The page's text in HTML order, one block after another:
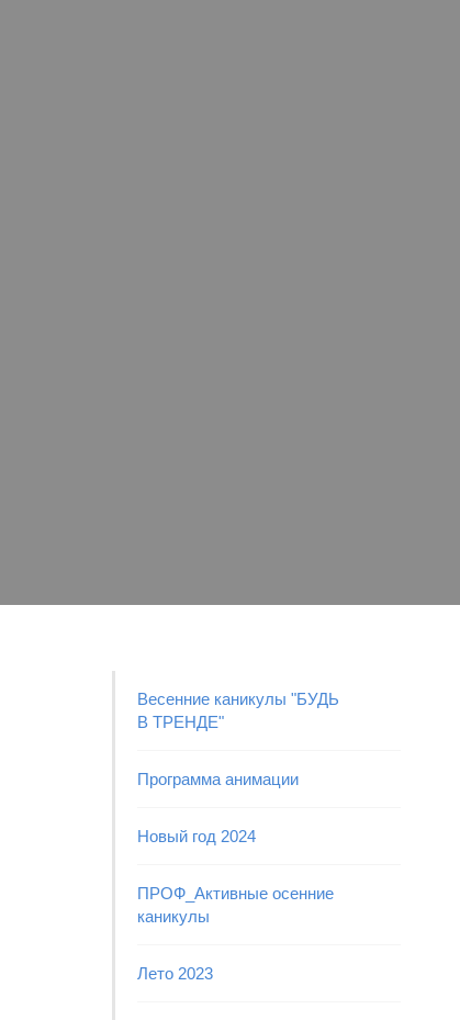
Весенние каникулы "БУДЬ
В ТРЕНДЕ"
Программа анимации
Новый год 2024
ПРОФ_Активные осенние
каникулы
Лето 2023